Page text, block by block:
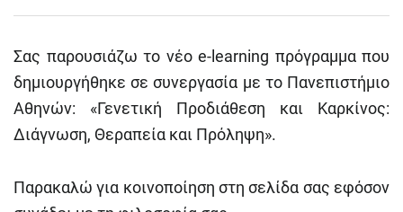
Σας παρουσιάζω το νέο e-learning πρόγραμμα που
δημιουργήθηκε σε συνεργασία με το Πανεπιστήμιο
Αθηνών: «Γενετική Προδιάθεση και Καρκίνος:
Διάγνωση, Θεραπεία και Πρόληψη».
Παρακαλώ για κοινοποίηση στη σελίδα σας εφόσον